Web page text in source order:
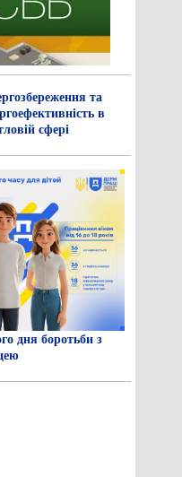
та
в
сфері
дня боротьби з